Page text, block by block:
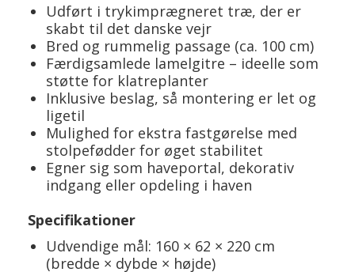
Udført i trykimprægneret træ, der er
skabt til det danske vejr
Bred og rummelig passage (ca. 100 cm)
Færdigsamlede lamelgitre – ideelle som
støtte for klatreplanter
Inklusive beslag, så montering er let og
ligetil
Mulighed for ekstra fastgørelse med
stolpefødder for øget stabilitet
Egner sig som haveportal, dekorativ
indgang eller opdeling i haven
Specifikationer
Udvendige mål: 160 × 62 × 220 cm
(bredde × dybde × højde)